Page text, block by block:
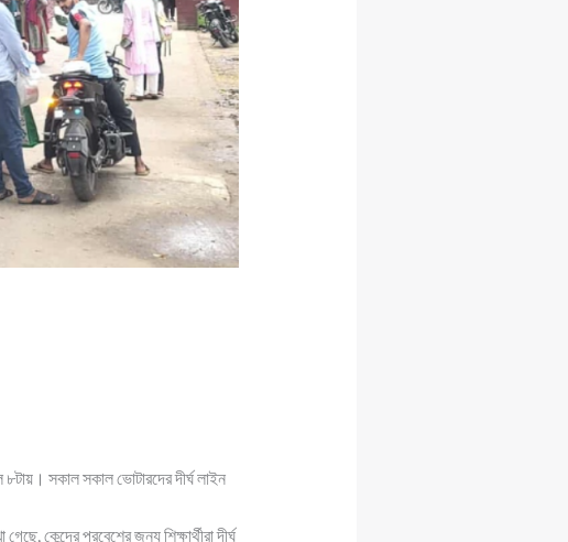
৮টায়। সকাল সকাল ভোটারদের দীর্ঘ লাইন
কেন্দ্রে প্রবেশের জন্য শিক্ষার্থীরা দীর্ঘ